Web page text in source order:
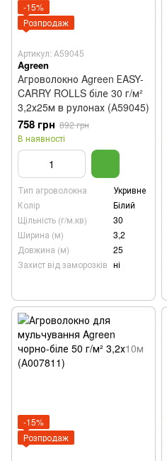
-15%
Розпродаж
Артикул: А59045
Agreen
Агроволокно Agreen ЕASY-
CARRY ROLLS біле 30 г/м²
3,2х25м в рулонах (А59045)
758 грн 892 грн
В наявності
Тип агроволокна
Укривне
Колір
Білий
Щільність (г/м.кв)
30
Ширина (м)
3,2
Довжина (м)
25
Захист від заморозків ні
-15%
Розпродаж